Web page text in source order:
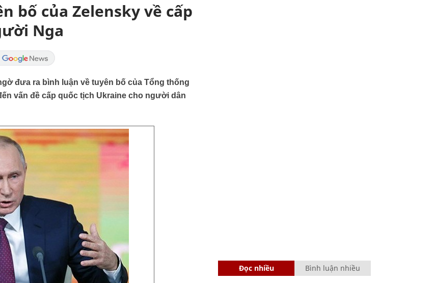
bố của Zelensky về cấp
Nga
đưa ra bình luận về tuyên bố của Tổng thống
vấn đề cấp quốc tịch Ukraine cho người dân
Đọc nhiều Bình luận nhiều